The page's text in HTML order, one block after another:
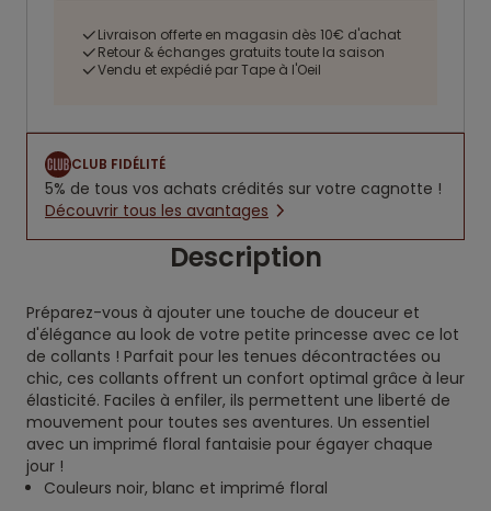
Livraison offerte en magasin dès 10€ d'achat
Retour & échanges gratuits toute la saison
Vendu et expédié par Tape à l'Oeil
CLUB FIDÉLITÉ
5% de tous vos achats crédités sur votre cagnotte !
Découvrir tous les avantages
Description
Préparez-vous à ajouter une touche de douceur et
d'élégance au look de votre petite princesse avec ce lot
de collants ! Parfait pour les tenues décontractées ou
chic, ces collants offrent un confort optimal grâce à leur
élasticité. Faciles à enfiler, ils permettent une liberté de
mouvement pour toutes ses aventures. Un essentiel
avec un imprimé floral fantaisie pour égayer chaque
jour !
Couleurs noir, blanc et imprimé floral